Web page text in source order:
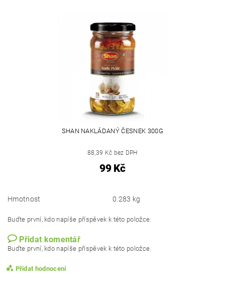
SHAN NAKLÁDANÝ ČESNEK 300G
88,39 Kč bez DPH
99 Kč
Hmotnost 0.283 kg
Buďte první, kdo napíše příspěvek k této položce.
Přidat komentář
Buďte první, kdo napíše příspěvek k této položce.
Přidat hodnocení